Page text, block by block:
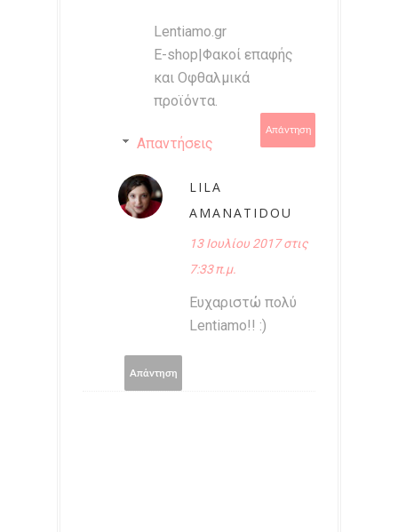
Lentiamo.gr
E-shop|Φακοί επαφής
και Οφθαλμικά
προϊόντα.
Απάντηση
Απαντήσεις
LILA
AMANATIDOU
13 Ιουλίου 2017 στις
7:33 π.μ.
Ευχαριστώ πολύ
Lentiamo!! :)
Απάντηση